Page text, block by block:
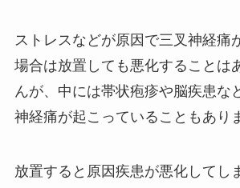
ストレスなどが原因で三叉神経痛
場合は放置しても悪化することは
んが、中には帯状疱疹や脳疾患な
神経痛が起こっていることもあり
放置すると原因疾患が悪化してし